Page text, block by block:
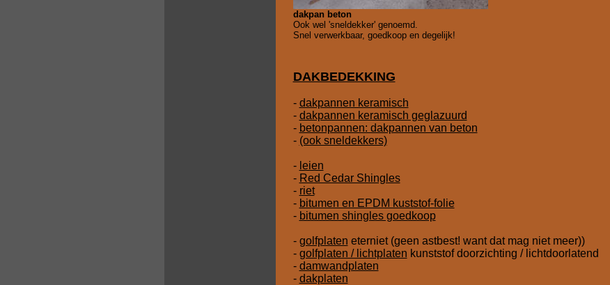
dakpan beton
Ook wel 'sneldekker' genoemd.
Snel verwerkbaar, goedkoop en degelijk!
DAKBEDEKKING
- dakpannen keramisch
- dakpannen keramisch geglazuurd
- betonpannen: dakpannen van beton
- (ook sneldekkers)
- leien
- Red Cedar Shingles
- riet
- bitumen en EPDM kuststof-folie
- bitumen shingles goedkoop
- golfplaten eterniet (geen astbest! want dat mag niet meer))
- golfplaten / lichtplaten kunststof doorzichting / lichtdoorlatend
- damwandplaten
- dakplaten